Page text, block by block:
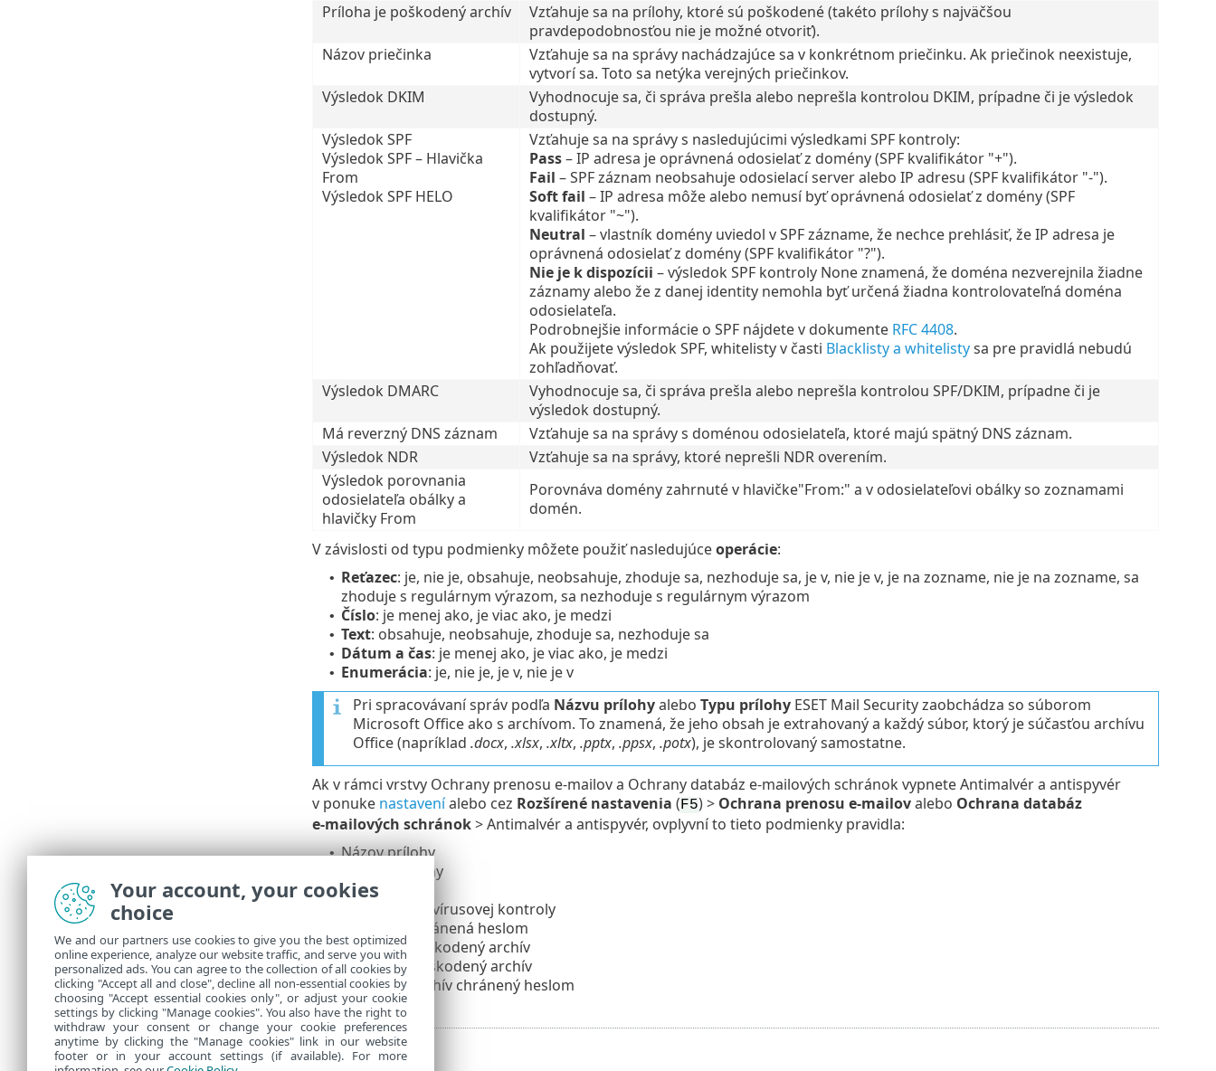
Príloha je poškodený archív
Vzťahuje sa na prílohy, ktoré sú poškodené (takéto prílohy s najväčšou
pravdepodobnosťou nie je možné otvoriť).
Názov priečinka
Vzťahuje sa na správy nachádzajúce sa v konkrétnom priečinku. Ak priečinok neexistuje,
vytvorí sa. Toto sa netýka verejných priečinkov.
Výsledok DKIM
Vyhodnocuje sa, či správa prešla alebo neprešla kontrolou DKIM, prípadne či je výsledok
dostupný.
Výsledok SPF
Výsledok SPF – Hlavička
From
Výsledok SPF HELO
Vzťahuje sa na správy s nasledujúcimi výsledkami SPF kontroly:
Pass– IP adresa je oprávnená odosielať z domény (SPF kvalifikátor "+").
Fail – SPF záznam neobsahuje odosielací server alebo IP adresu (SPF kvalifikátor "-").
Soft fail – IP adresa môže alebo nemusí byť oprávnená odosielať z domény (SPF
kvalifikátor "~").
Neutral – vlastník domény uviedol v SPF zázname, že nechce prehlásiť, že IP adresa je
oprávnená odosielať z domény (SPF kvalifikátor "?").
Nie je k dispozícii – výsledok SPF kontroly None znamená, že doména nezverejnila žiadne
záznamy alebo že z danej identity nemohla byť určená žiadna kontrolovateľná doména
odosielateľa.
Podrobnejšie informácie o SPF nájdete v dokumente RFC 4408.
Ak použijete výsledok SPF, whitelisty v časti Blacklisty a whitelistysa pre pravidlá nebudú
zohľadňovať.
Výsledok DMARC
Vyhodnocuje sa, či správa prešla alebo neprešla kontrolou SPF/DKIM, prípadne či je
výsledok dostupný.
Má reverzný DNS záznam
Vzťahuje sa na správy s doménou odosielateľa, ktoré majú spätný DNS záznam.
Výsledok NDR
Vzťahuje sa na správy, ktoré neprešli NDR overením.
Výsledok porovnania
odosielateľa obálky a
hlavičky From
Porovnáva domény zahrnuté v hlavičke"From:" a v odosielateľovi obálky so zoznamami
domén.
V závislosti od typu podmienky môžete použiť nasledujúceoperácie:
• Reťazec: je, nie je, obsahuje, neobsahuje, zhoduje sa, nezhoduje sa, je v, nie je v, je na zozname, nie je na zozname, sa
zhoduje s regulárnym výrazom, sa nezhoduje s regulárnym výrazom
• Číslo: je menej ako, je viac ako, je medzi
• Text: obsahuje, neobsahuje, zhoduje sa, nezhoduje sa
• Dátum a čas: je menej ako, je viac ako, je medzi
• Enumerácia: je, nie je, je v, nie je v
Pri spracovávaní správ podľa Názvu prílohyalebo Typu prílohyESET Mail Security zaobchádza so súborom
Microsoft Office ako s archívom. To znamená, že jeho obsah je extrahovaný a každý súbor, ktorý je súčasťou archívu
Office (napríklad .docx, .xlsx, .xltx, .pptx, .ppsx, .potx), je skontrolovaný samostatne.
Ak v rámci vrstvy Ochrany prenosu e‑mailov a Ochrany databáz e‑mailových schránok vypnete Antimalvér a antispyvér
v ponuke nastaveníalebo cez Rozšírené nastavenia (F5) > Ochrana prenosu e‑mailovalebo Ochrana databáz
e‑mailových schránok> Antimalvér a antispyvér, ovplyvní to tieto podmienky pravidla:
• Názov prílohy
Veľkosť prílohy
• Typ prílohy
Výsledok antivírusovej kontroly
Príloha je chránená heslom
• Príloha je poškodený archív
• Obsahuje poškodený archív
• Obsahuje archív chránený heslom
Your account, your cookies
choice
We and our partners use cookies to give you the best optimized
online experience, analyze our website traffic, and serve you with
personalized ads. You can agree to the collection of all cookies by
clicking "Accept all and close", decline all non-essential cookies by
choosing "Accept essential cookies only", or adjust your cookie
settings by clicking "Manage cookies". You also have the right to
withdraw your consent or change your cookie preferences
anytime by clicking the "Manage cookies" link in our website
footer or in your account settings (if available). For more